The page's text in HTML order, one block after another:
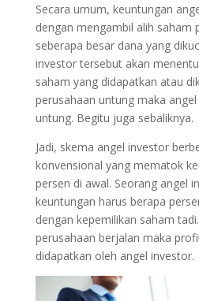
Secara umum, keuntungan
dengan mengambil alih saham
seberapa besar dana yang
investor tersebut akan
saham yang didapatkan atau
perusahaan untung maka
untung. Begitu juga sebaliknya.
Jadi, skema angel investor
konvensional yang mematok
persen di awal. Seorang angel
keuntungan harus berapa
dengan kepemilikan saham
perusahaan berjalan maka
didapatkan oleh angel investor.